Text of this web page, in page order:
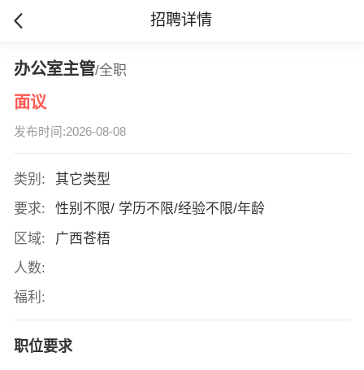
招聘详情
办公室主管/全职
面议
发布时间:2026-08-08
类别:
其它类型
要求:
性别不限/ 学历不限/经验不限/年龄
区域:
广西苍梧
人数:
福利:
职位要求